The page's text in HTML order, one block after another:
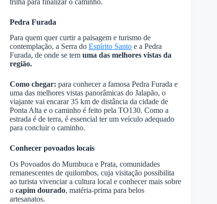
Pedra Furada
Para quem quer curtir a paisagem e turismo de
contemplação, a Serra do Espírito Santo e a Pedra
Furada, de onde se tem uma das melhores vistas da
região.
Como chegar: para conhecer a famosa Pedra Furada e
uma das melhores vistas panorâmicas do Jalapão, o
viajante vai encarar 35 km de distância da cidade de
Ponta Alta e o caminho é feito pela TO130. Como a
estrada é de terra, é essencial ter um veículo adequado
para concluir o caminho.
Conhecer povoados locais
Os Povoados do Mumbuca e Prata, comunidades
remanescentes de quilombos, cuja visitação possibilita
ao turista vivenciar a cultura local e conhecer mais sobre
o capim dourado, matéria-prima para belos
artesanatos.